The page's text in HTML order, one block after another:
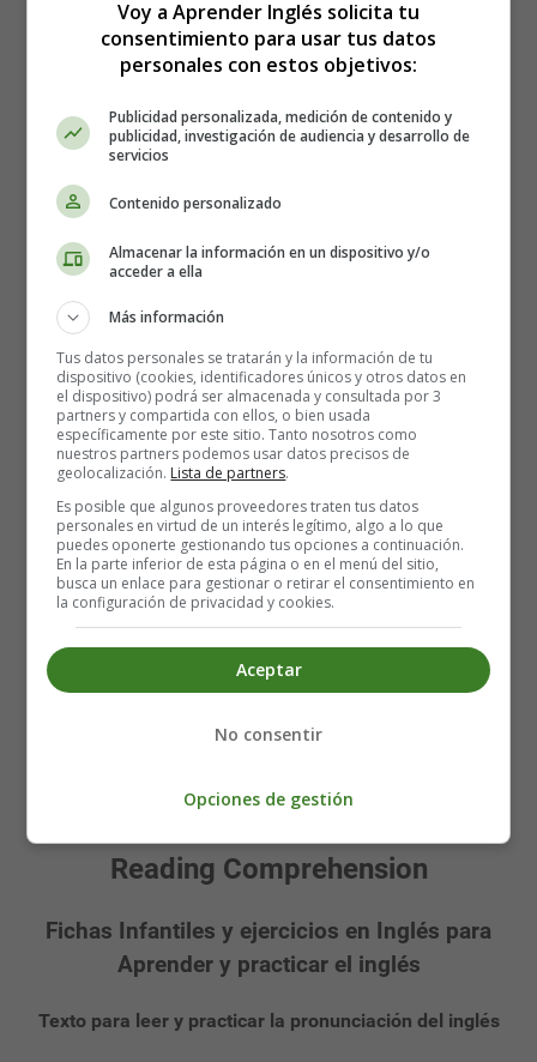
Describing products
Inglés Lectura
Publicado: 31 May 2018
Leer más: Describing products - Textos y diálogos en
Inglés
Shopping - Textos y diálogos en
Inglés
Reading Comprehension
Fichas Infantiles y ejercicios en Inglés para
Aprender y practicar el inglés
Texto para leer y practicar la pronunciación del inglés
Voy a Aprender Inglés solicita tu
consentimiento para usar tus datos
personales con estos objetivos:
Publicidad personalizada, medición de contenido y
publicidad, investigación de audiencia y desarrollo de
servicios
Contenido personalizado
Almacenar la información en un dispositivo y/o
acceder a ella
Más información
Tus datos personales se tratarán y la información de tu
dispositivo (cookies, identificadores únicos y otros datos en
el dispositivo) podrá ser almacenada y consultada por 3
partners y compartida con ellos, o bien usada
específicamente por este sitio. Tanto nosotros como
nuestros partners podemos usar datos precisos de
geolocalización. Lista de partners.
Es posible que algunos proveedores traten tus datos
personales en virtud de un interés legítimo, algo a lo que
puedes oponerte gestionando tus opciones a continuación.
En la parte inferior de esta página o en el menú del sitio,
busca un enlace para gestionar o retirar el consentimiento en
la configuración de privacidad y cookies.
Aceptar
No consentir
Opciones de gestión